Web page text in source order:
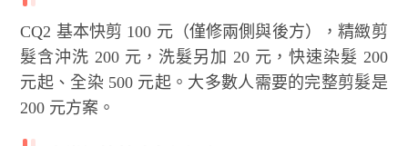
CQ2 基本快剪 100 元（僅修兩側與後方），精緻剪
髮含沖洗 200 元，洗髮另加 20 元，快速染髮 200
元起、全染 500 元起。大多數人需要的完整剪髮是
200 元方案。